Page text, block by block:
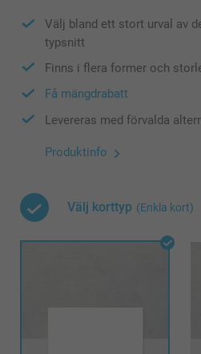
Välj bland ett stort urval av
typsnitt
Finns i flera former och
Få mängdrabatt
Levereras med förvalda
Produktinfo
Välj korttyp (Enkla kort)